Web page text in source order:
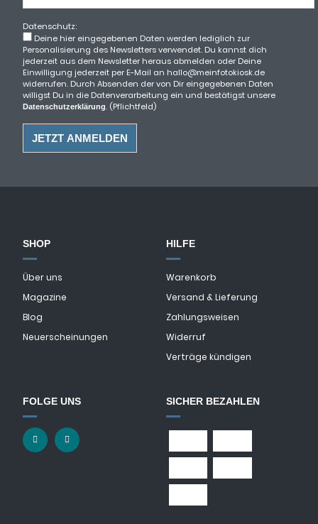
Datenschutz:
Deine hier eingegebenen Daten werden lediglich zur
Personalisierung des Newsletters verwendet. Du kannst dich
jederzeit aus dem Newsletter heraus abmelden oder Deine
Einwilligung jederzeit per E-Mail an hallo@meinfotokiosk.de
widerrufen. Durch Absenden der von Dir eingegebenen Daten
willigst Du in die Datenverarbeitung ein und bestätigst unsere
Datenschutzerklärung. (Pflichtfeld)
SHOP
Über uns
Magazine
Blog
Neuerscheinungen
HILFE
Warenkorb
Versand & Lieferung
Zahlungsweisen
Widerruf
Verträge kündigen
FOLGE UNS SICHER BEZAHLEN